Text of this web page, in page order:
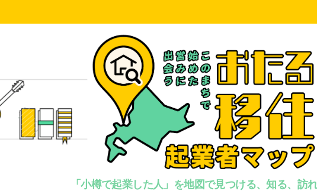
「小樽で起業した人」を地図で見つける、知る、訪れ